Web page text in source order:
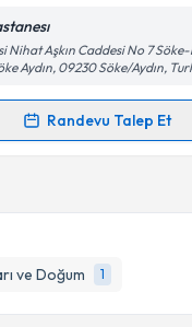
ve Doğum
1
verilerimin işlenmesine ilişkin
okudum ve kişisel
Nihat Aşkın Caddesi No 7
Aydın, 09230 Söke/Aydın,
Randevu Talep Et
Takvimi Talebi
e-posta ile